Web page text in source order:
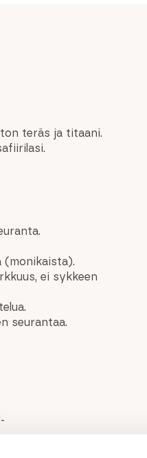
teräs ja titaani.
(monikaista).
ei sykkeen
seurantaa.